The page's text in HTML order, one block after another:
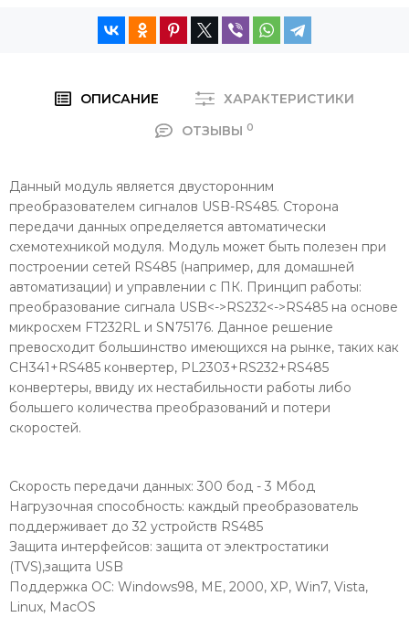
ОПИСАНИЕ
ХАРАКТЕРИСТИКИ
ОТЗЫВЫ 0
Данный модуль является двусторонним
преобразователем сигналов USB-RS485. Сторона
передачи данных определяется автоматически
схемотехникой модуля. Модуль может быть полезен при
построении сетей RS485 (например, для домашней
автоматизации) и управлении с ПК. Принцип работы:
преобразование сигнала USB<->RS232<->RS485 на основе
микросхем FT232RL и SN75176. Данное решение
превосходит большинство имеющихся на рынке, таких как
CH341+RS485 конвертер, PL2303+RS232+RS485
конвертеры, ввиду их нестабильности работы либо
большего количества преобразований и потери
скоростей.
Скорость передачи данных: 300 бод - 3 Мбод
Нагрузочная способность: каждый преобразователь
поддерживает до 32 устройств RS485
Защита интерфейсов: защита от электростатики
(TVS),защита USB
Поддержка ОС: Windows98, ME, 2000, XP, Win7, Vista,
Linux, MacOS